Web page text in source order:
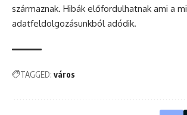
származnak. Hibák előfordulhatnak ami a mi
adatfeldolgozásunkból adódik.
TAGGED: város